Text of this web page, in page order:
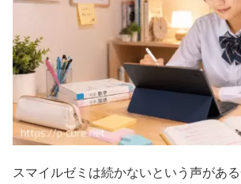
スマイルゼミは続かないという声があ